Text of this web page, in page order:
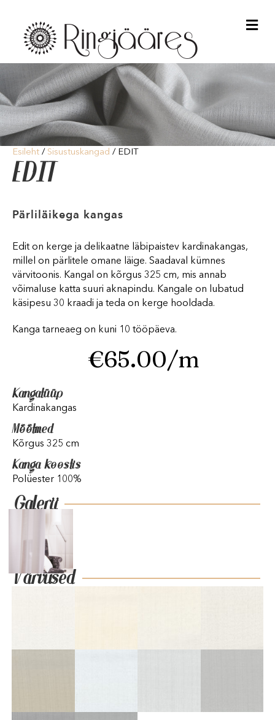
Esileht / Sisustuskangad / EDIT
EDIT
Pärliläikega kangas
Edit on kerge ja delikaatne läbipaistev kardinakangas,
millel on pärlitele omane läige. Saadaval kümnes
värvitoonis. Kangal on kõrgus 325 cm, mis annab
võimaluse katta suuri aknapindu. Kangale on lubatud
käsipesu 30 kraadi ja teda on kerge hooldada.
Kanga tarneaeg on kuni 10 tööpäeva.
€65.00/m
Kangatüüp
Kardinakangas
Mõõtmed
Kõrgus 325 cm
Kanga koostis
Polüester 100%
Galerii
Värvused